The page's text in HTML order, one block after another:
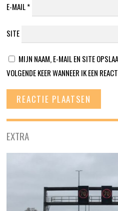
E-MAIL*
SITE
MIJN NAAM, E-MAIL EN SITE
VOLGENDE KEER WANNEER IK EEN
EXTRA